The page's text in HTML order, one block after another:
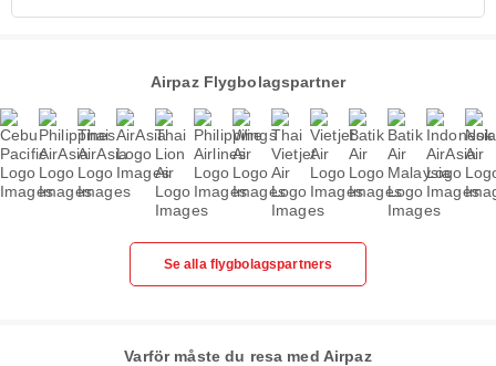
Airpaz Flygbolagspartner
Se alla flygbolagspartners
Varför måste du resa med Airpaz